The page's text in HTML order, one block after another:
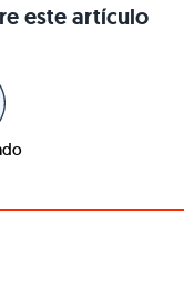
este artículo